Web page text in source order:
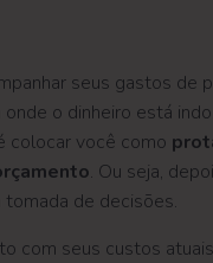
seus gastos de
o dinheiro está
colocar você como
. Ou seja,
de decisões.
com seus custos